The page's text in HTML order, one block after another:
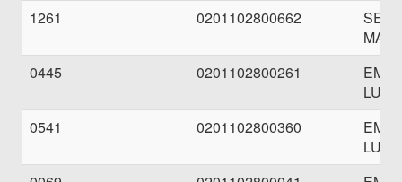
1261
0201102800662
0445
0201102800261
LUBY
0541
0201102800360
LUBY